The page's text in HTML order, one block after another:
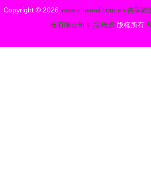
軟件開發是
Copyright © 2026 www.cnwanli.com.cn 共享經
技有限公司 共享經濟 版權所有